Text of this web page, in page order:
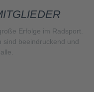
Erfolge im Radsport.
sind beeindruckend und